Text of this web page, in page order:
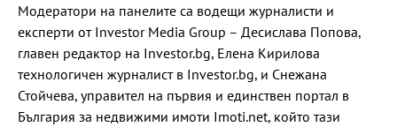
Модератори на панелите са водещи журналисти и
експерти от Investor Media Group – Десислава Попова,
главен редактор на Investor.bg, Елена Кирилова
технологичен журналист в Investor.bg, и Снежана
Стойчева, управител на първия и единствен портал в
България за недвижими имоти Imoti.net, който тази